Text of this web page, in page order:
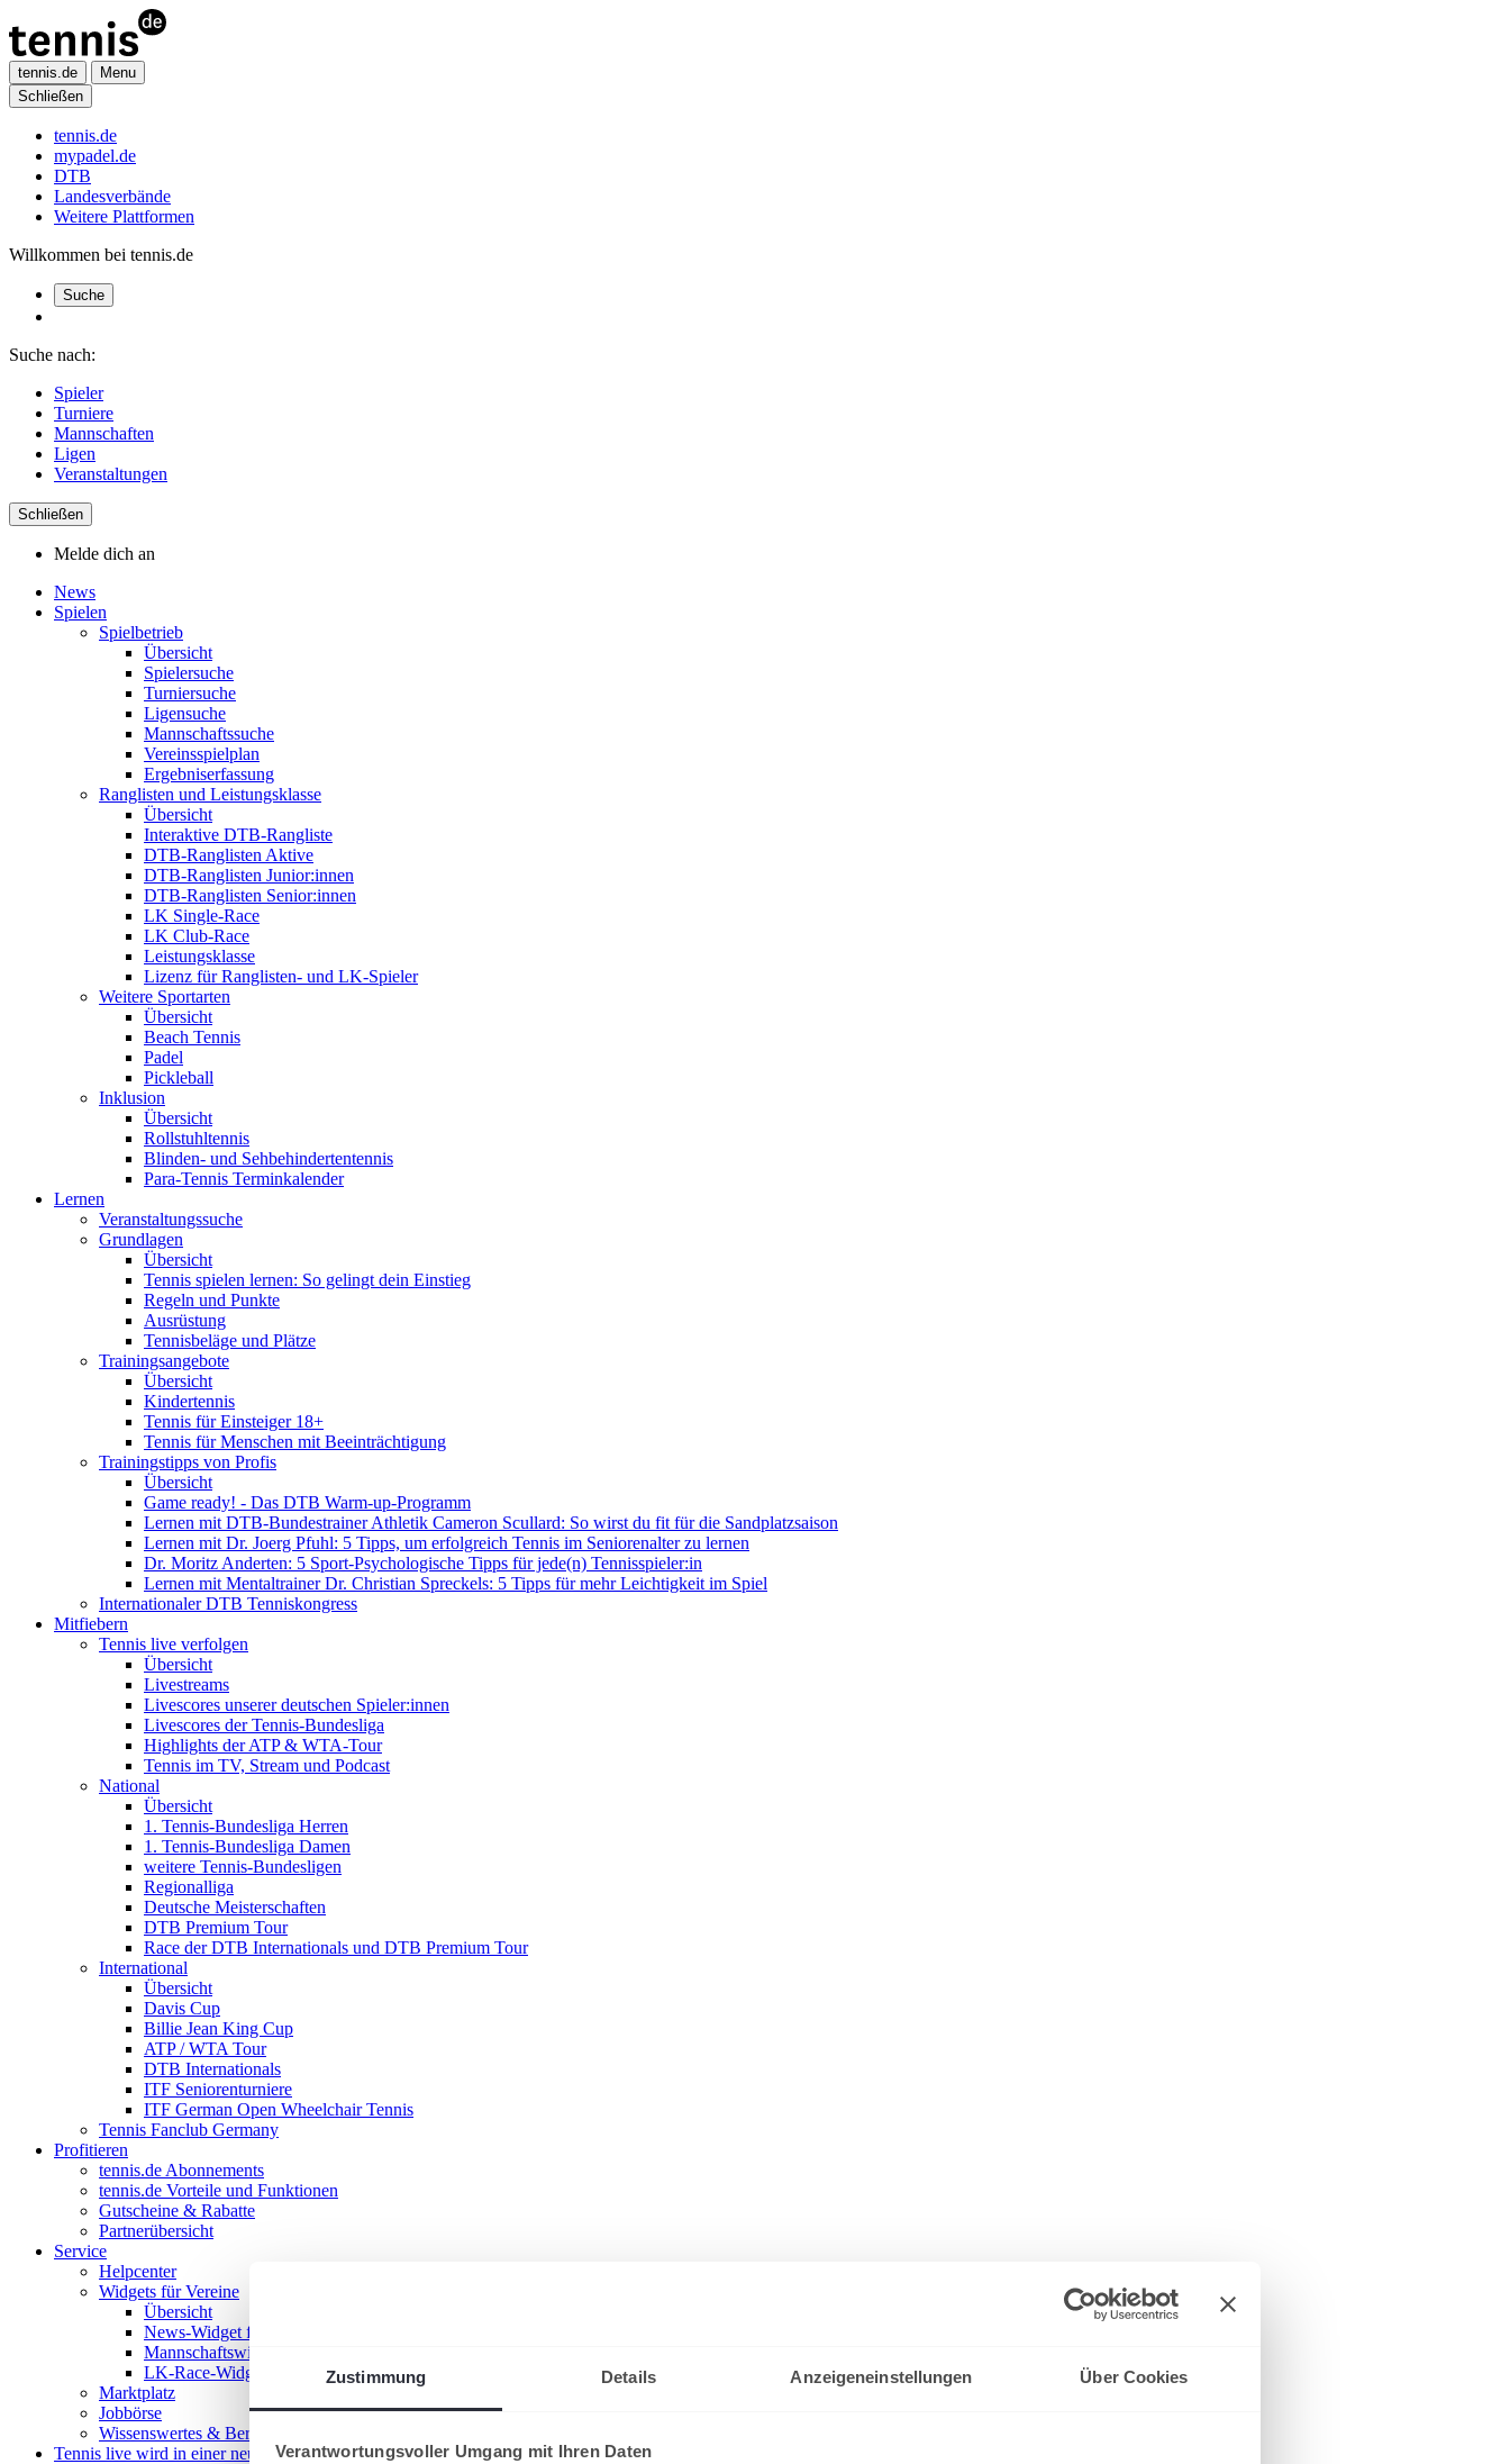
Zustimmung Details Anzeigeneinstellungen Über Cookies
Verantwortungsvoller Umgang mit Ihren Daten
tennis.de
Menu
Schließen
tennis.de
mypadel.de
DTB
Landesverbände
Weitere Plattformen
Willkommen bei tennis.de
Suche
Suche nach:
Spieler
Turniere
Mannschaften
Ligen
Veranstaltungen
Schließen
Melde dich an
News
Spielen
Spielbetrieb
Übersicht
Spielersuche
Turniersuche
Ligensuche
Mannschaftssuche
Vereinsspielplan
Ergebniserfassung
Ranglisten und Leistungsklasse
Übersicht
Interaktive DTB-Rangliste
DTB-Ranglisten Aktive
DTB-Ranglisten Junior:innen
DTB-Ranglisten Senior:innen
LK Single-Race
LK Club-Race
Leistungsklasse
Lizenz für Ranglisten- und LK-Spieler
Weitere Sportarten
Übersicht
Beach Tennis
Padel
Pickleball
Inklusion
Übersicht
Rollstuhltennis
Blinden- und Sehbehindertentennis
Para-Tennis Terminkalender
Lernen
Veranstaltungssuche
Grundlagen
Übersicht
Tennis spielen lernen: So gelingt dein Einstieg
Regeln und Punkte
Ausrüstung
Tennisbeläge und Plätze
Trainingsangebote
Übersicht
Kindertennis
Tennis für Einsteiger 18+
Tennis für Menschen mit Beeinträchtigung
Trainingstipps von Profis
Übersicht
Game ready! - Das DTB Warm-up-Programm
Lernen mit DTB-Bundestrainer Athletik Cameron Scullard: So wirst du fit für die Sandplatzsaison
Lernen mit Dr. Joerg Pfuhl: 5 Tipps, um erfolgreich Tennis im Seniorenalter zu lernen
Dr. Moritz Anderten: 5 Sport-Psychologische Tipps für jede(n) Tennisspieler:in
Lernen mit Mentaltrainer Dr. Christian Spreckels: 5 Tipps für mehr Leichtigkeit im Spiel
Internationaler DTB Tenniskongress
Mitfiebern
Tennis live verfolgen
Übersicht
Livestreams
Livescores unserer deutschen Spieler:innen
Livescores der Tennis-Bundesliga
Highlights der ATP & WTA-Tour
Tennis im TV, Stream und Podcast
National
Übersicht
1. Tennis-Bundesliga Herren
1. Tennis-Bundesliga Damen
weitere Tennis-Bundesligen
Regionalliga
Deutsche Meisterschaften
DTB Premium Tour
Race der DTB Internationals und DTB Premium Tour
International
Übersicht
Davis Cup
Billie Jean King Cup
ATP / WTA Tour
DTB Internationals
ITF Seniorenturniere
ITF German Open Wheelchair Tennis
Tennis Fanclub Germany
Profitieren
tennis.de Abonnements
tennis.de Vorteile und Funktionen
Gutscheine & Rabatte
Partnerübersicht
Service
Helpcenter
Widgets für Vereine
Übersicht
News-Widget für Vereine
Mannschaftswidget für Vereine
LK-Race-Widget für Vereine
Marktplatz
Jobbörse
Wissenswertes & Beratung
Tennis live wird in einer neuen Registerkarte geöffnet